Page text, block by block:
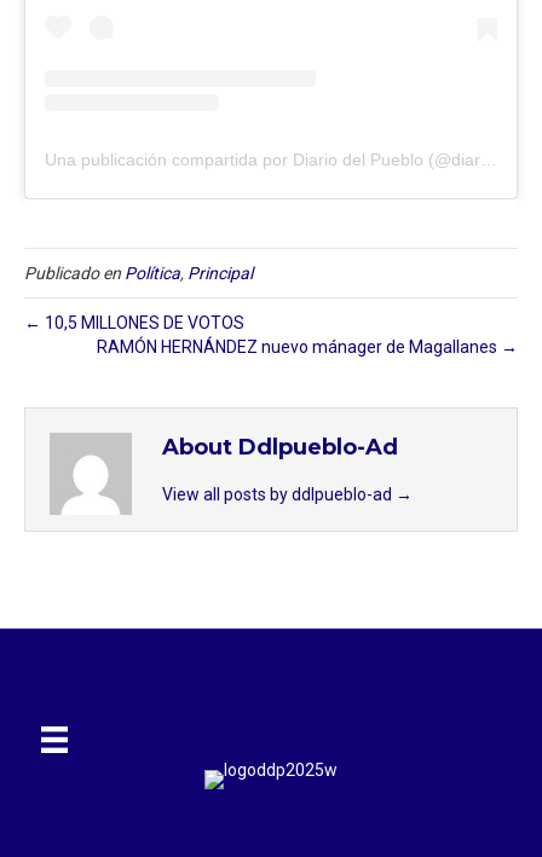
Publicado en Política, Principal
← 10,5 MILLONES DE VOTOS
RAMÓN HERNÁNDEZ nuevo mánager de Magallanes →
About Ddlpueblo-Ad
View all posts by ddlpueblo-ad →